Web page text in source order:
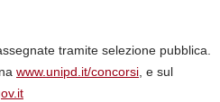
tramite selezione pubblica.
www.unipd.it/concorsi , e sul